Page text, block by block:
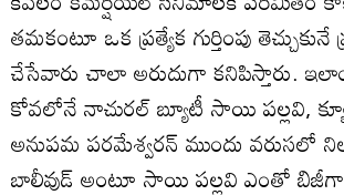
తమకంటూ ఒక ప్రత్యేక గుర్తింపు
చేసేవారు చాలా అరుదుగా కనిపిస్తారు.
కోవలోనే నాచురల్ బ్యూటీ సాయి పల్లవి,
అనుపమ పరమేశ్వరన్ ముందు వరుసలో
బాలీవుడ్ అంటూ సాయి పల్లవి ఎంతో బిజీగా